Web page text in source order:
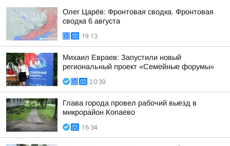
Олег Царёв: Фронтовая сводка. Фронтовая
сводка 6 августа
19:13
Михаил Евраев: Запустили новый
региональный проект «Семейные форумы»
20:39
Глава города провел рабочий выезд в
микрорайон Копаево
16:34